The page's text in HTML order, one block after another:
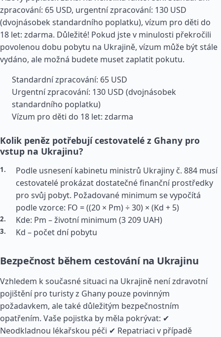
zpracování: 65 USD, urgentní zpracování: 130 USD
(dvojnásobek standardního poplatku), vízum pro děti do
18 let: zdarma. Důležité! Pokud jste v minulosti překročili
povolenou dobu pobytu na Ukrajině, vízum může být stále
vydáno, ale možná budete muset zaplatit pokutu.
Standardní zpracování: 65 USD
Urgentní zpracování: 130 USD (dvojnásobek
standardního poplatku)
Vízum pro děti do 18 let: zdarma
Kolik peněz potřebují cestovatelé z Ghany pro
vstup na Ukrajinu?
Podle usnesení kabinetu ministrů Ukrajiny č. 884 musí
cestovatelé prokázat dostatečné finanční prostředky
pro svůj pobyt. Požadované minimum se vypočítá
podle vzorce: FO = ((20 × Pm) ÷ 30) × (Kd + 5)
Kde: Pm – životní minimum (3 209 UAH)
Kd – počet dní pobytu
Bezpečnost během cestování na Ukrajinu
Vzhledem k současné situaci na Ukrajině není zdravotní
pojištění pro turisty z Ghany pouze povinným
požadavkem, ale také důležitým bezpečnostním
opatřením. Vaše pojistka by měla pokrývat: ✔
Neodkladnou lékařskou péči ✔ Repatriaci v případě